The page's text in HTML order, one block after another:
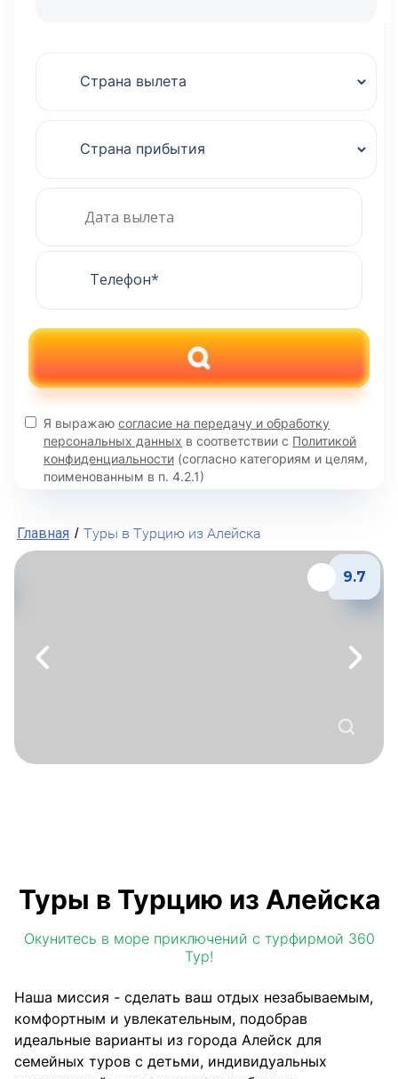
ПОИСК
Я выражаю согласие на передачу и обработку
персональных данных в соответствии с Политикой
конфиденциальности (согласно категориям и целям,
поименованным в п. 4.2.1)
Главная / Туры в Турцию из Алейска
9.7
Туры в Турцию из Алейска
Окунитесь в море приключений с турфирмой 360
Тур!
Наша миссия - сделать ваш отдых незабываемым,
комфортным и увлекательным, подобрав
идеальные варианты из города Алейск для
семейных туров с детьми, индивидуальных